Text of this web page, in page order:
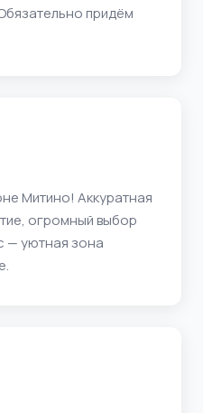
придём
Митино! Аккуратная
огромный выбор
— уютная зона